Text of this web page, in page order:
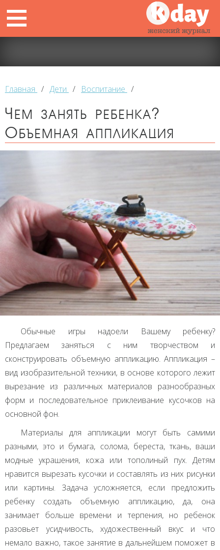
Главная / Дети / Воспитание /
Чем занять ребенка?
Объемная аппликация
Обычные игры надоели Вашему ребенку?
Предлагаем заняться с ним творчеством и
сконструировать объемную аппликацию. Аппликация –
вид изобразительной техники, в основе которого лежит
вырезание из различных материалов разнообразных
форм и последовательное приклеивание кусочков на
основной фон.
Материалы для аппликации могут быть самими
разными, это и бумага, солома, береста, ткань, ваши
модные украшения, кожа или тополиный пух. Детям
нравится вырезать кусочки и составлять из них рисунки
или картины. Задача усложняется, если предложить
ребенку создать объемную аппликацию, да, она
занимает больше времени и терпения, но ребенок
разовьет усидчивость, художественный вкус и что
немало важно, такое занятие в дальнейшем поможет в